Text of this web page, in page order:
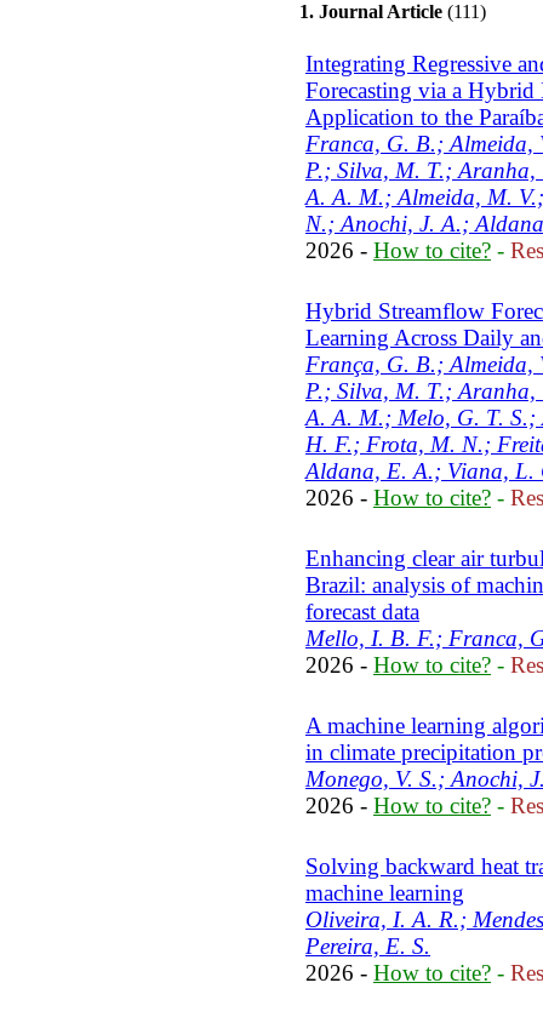
1. Journal Article (111)
Integrating Regressive
Forecasting via a
Application to the
Franca, G. B.; Almeida,
P.; Silva, M. T.;
A. A. M.; Almeida, M.
N.; Anochi, J. A.;
2026 - How to cite? -
Hybrid Streamflow
Learning Across Daily
França, G. B.; Almeida,
P.; Silva, M. T.;
A. A. M.; Melo, G. T. S.;
H. F.; Frota, M. N.;
Aldana, E. A.; Viana, L.
2026 - How to cite? -
Enhancing clear air
Brazil: analysis of
forecast data
Mello, I. B. F.; Franca,
2026 - How to cite? -
A machine learning
in climate precipitation
Monego, V. S.; Anochi,
2026 - How to cite? -
Solving backward heat
machine learning
Oliveira, I. A. R.;
Pereira, E. S.
2026 - How to cite? -